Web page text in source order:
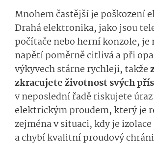
Mnohem častější je poškození
Drahá elektronika, jako jsou
počítače nebo herní konzole,
napětí poměrně citlivá a při
výkyvech stárne rychleji, takže
zkracujete životnost svých
v neposlední řadě riskujete úraz
elektrickým proudem, který je
zejména v situaci, kdy je
a chybí kvalitní proudový